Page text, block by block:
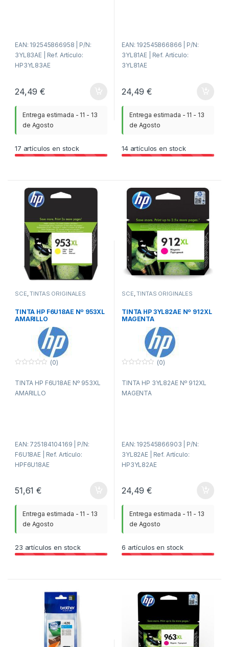
EAN: 192545866958 | P/N:
3YL83AE | Ref. Artículo:
HP3YL83AE
24,49€
Entrega estimada - 11 - 13
de Agosto
17 artículos en stock
EAN: 192545866866 | P/N:
3YL81AE | Ref. Artículo:
3YL81AE
24,49€
Entrega estimada - 11 - 13
de Agosto
14artículos en stock
SCE,TINTAS ORIGINALES
TINTA HP F6U18AE Nº 953XL
AMARILLO
u
r
(0)
TINTA HP F6U18AE Nº 953XL
AMARILLO
EAN: 725184104169 | P/N:
F6U18AE | Ref. Artículo:
HPF6U18AE
51,61€
Entrega estimada - 11 - 13
de Agosto
23 artículos en stock
SCE,TINTAS ORIGINALES
TINTA HP 3YL82AE Nº 912XL
MAGENTA
u
r
(0)
TINTA HP 3YL82AE Nº 912XL
MAGENTA
EAN: 192545866903 | P/N:
3YL82AE | Ref. Artículo:
HP3YL82AE
24,49€
Entrega estimada - 11 - 13
de Agosto
6 artículos en stock